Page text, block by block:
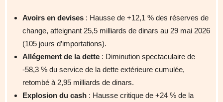
Avoirs en devises : Hausse de +12,1 % des réserves de
change, atteignant 25,5 milliards de dinars au 29 mai 2026
(105 jours d’importations).
Allégement de la dette : Diminution spectaculaire de
-58,3 % du service de la dette extérieure cumulée,
retombé à 2,95 milliards de dinars.
Explosion du cash : Hausse critique de +24 % de la